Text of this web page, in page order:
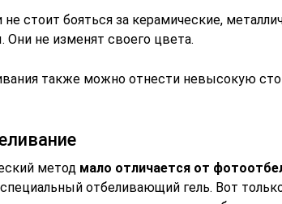
стоит бояться за керамические,
Они не изменят своего цвета.
также можно отнести невысокую
метод мало отличается от
специальный отбеливающий гель. Вот